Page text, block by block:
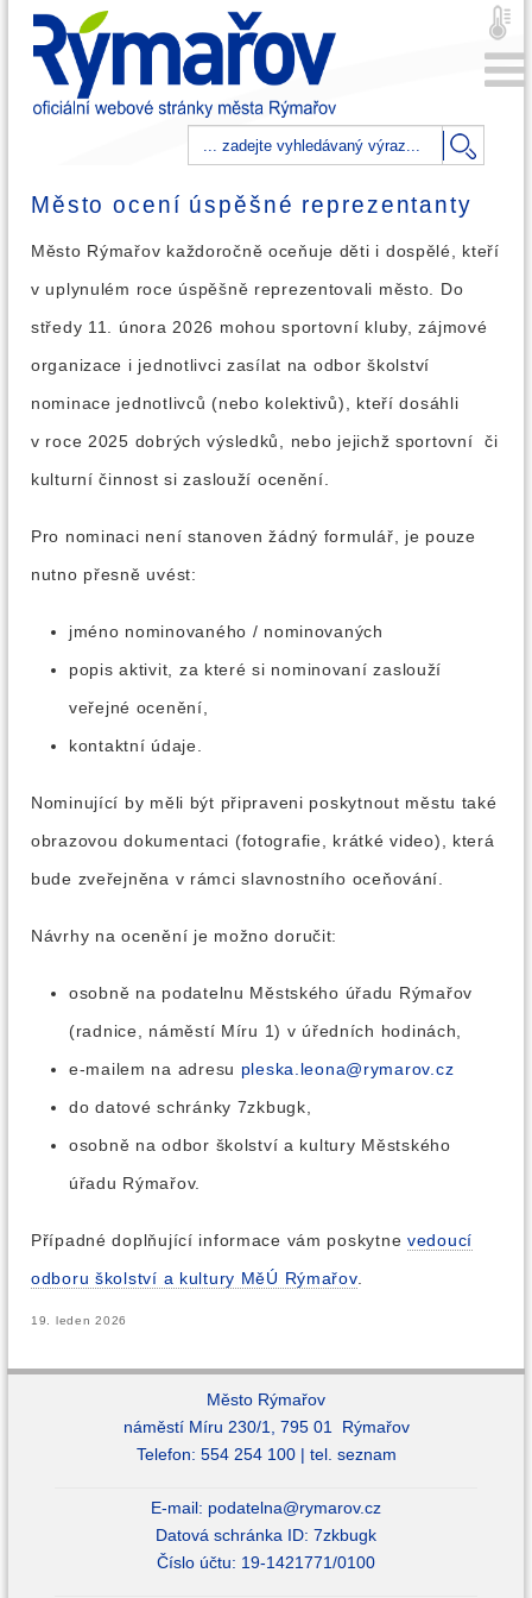
Město ocení úspěšné reprezentanty
Město Rýmařov každoročně oceňuje děti i dospělé, kteří
v uplynulém roce úspěšně reprezentovali město. Do
středy 11. února 2026 mohou sportovní kluby, zájmové
organizace i jednotlivci zasílat na odbor školství
nominace jednotlivců (nebo kolektivů), kteří dosáhli
v roce 2025 dobrých výsledků, nebo jejichž sportovní či
kulturní činnost si zaslouží ocenění.
Pro nominaci není stanoven žádný formulář, je pouze
nutno přesně uvést:
jméno nominovaného / nominovaných
popis aktivit, za které si nominovaní zaslouží
veřejné ocenění,
kontaktní údaje.
Nominující by měli být připraveni poskytnout městu také
obrazovou dokumentaci (fotografie, krátké video), která
bude zveřejněna v rámci slavnostního oceňování.
Návrhy na ocenění je možno doručit:
osobně na podatelnu Městského úřadu Rýmařov
(radnice, náměstí Míru 1) v úředních hodinách,
e-mailem na adresu pleska.leona@rymarov.cz
do datové schránky 7zkbugk,
osobně na odbor školství a kultury Městského
úřadu Rýmařov.
Případné doplňující informace vám poskytne vedoucí
odboru školství a kultury MěÚ Rýmařov.
19. leden 2026
Město Rýmařov
náměstí Míru 230/1, 795 01 Rýmařov
Telefon: 554 254 100 | tel. seznam
E-mail: podatelna@rymarov.cz
Datová schránka ID: 7zkbugk
Číslo účtu: 19-1421771/0100